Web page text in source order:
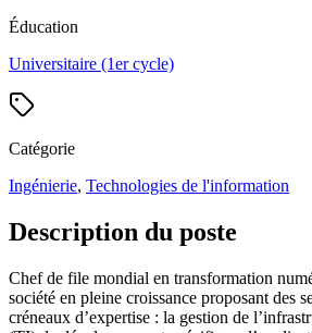
Éducation
Universitaire (1er cycle)
Catégorie
Ingénierie, Technologies de l'information
Description du poste
Chef de file mondial en transformation
société en pleine croissance proposant des
créneaux d’expertise : la gestion de